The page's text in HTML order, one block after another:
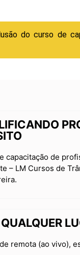
do curso de
capacitação de
– LM Cursos de
remota (ao vivo),